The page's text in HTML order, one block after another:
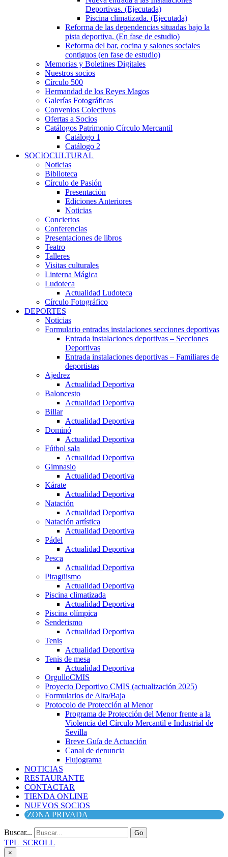
Deportivas. (Ejecutada)
Piscina climatizada. (Ejecutada)
Reforma de las dependencias situadas bajo la
pista deportiva. (En fase de estudio)
Reforma del bar, cocina y salones sociales
contiguos (en fase de estudio)
Memorias y Boletines Digitales
Nuestros socios
Círculo 500
Hermandad de los Reyes Magos
Galerías Fotográficas
Convenios Colectivos
Ofertas a Socios
Catálogos Patrimonio Círculo Mercantil
Catálogo 1
Catálogo 2
SOCIOCULTURAL
Noticias
Biblioteca
Círculo de Pasión
Presentación
Ediciones Anteriores
Noticias
Conciertos
Conferencias
Presentaciones de libros
Teatro
Talleres
Visitas culturales
Linterna Mágica
Ludoteca
Actualidad Ludoteca
Círculo Fotográfico
DEPORTES
Noticias
Formulario entradas instalaciones secciones deportivas
Entrada instalaciones deportivas – Secciones
Deportivas
Entrada instalaciones deportivas – Familiares de
deportistas
Ajedrez
Actualidad Deportiva
Baloncesto
Actualidad Deportiva
Billar
Actualidad Deportiva
Dominó
Actualidad Deportiva
Fútbol sala
Actualidad Deportiva
Gimnasio
Actualidad Deportiva
Kárate
Actualidad Deportiva
Natación
Actualidad Deportiva
Natación artística
Actualidad Deportiva
Pádel
Actualidad Deportiva
Pesca
Actualidad Deportiva
Piragüismo
Actualidad Deportiva
Piscina climatizada
Actualidad Deportiva
Piscina olímpica
Senderismo
Actualidad Deportiva
Tenis
Actualidad Deportiva
Tenis de mesa
Actualidad Deportiva
OrgulloCMIS
Proyecto Deportivo CMIS (actualización 2025)
Formularios de Alta/Baja
Protocolo de Protección al Menor
Programa de Protección del Menor frente a la
Violencia del Círculo Mercantil e Industrial de
Sevilla
Breve Guía de Actuación
Canal de denuncia
Flujograma
NOTICIAS
RESTAURANTE
CONTACTAR
TIENDA ONLINE
NUEVOS SOCIOS
ZONA PRIVADA
Buscar... Go
TPL_SCROLL
×